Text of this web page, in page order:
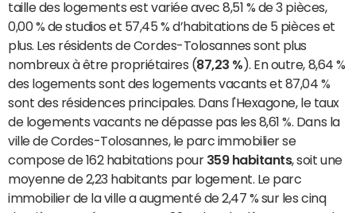
taille des logements est variée avec 8,51 % de 3 pièces,
0,00 % de studios et 57,45 % d’habitations de 5 pièces et
plus. Les résidents de Cordes-Tolosannes sont plus
nombreux à être propriétaires (87,23 % ). En outre, 8,64 %
des logements sont des logements vacants et 87,04 %
sont des résidences principales. Dans l'Hexagone, le taux
de logements vacants ne dépasse pas les 8,61 %. Dans la
ville de Cordes-Tolosannes, le parc immobilier se
compose de 162 habitations pour 359 habitants, soit une
moyenne de 2,23 habitants par logement. Le parc
immobilier de la ville a augmenté de 2,47 % sur les cinq